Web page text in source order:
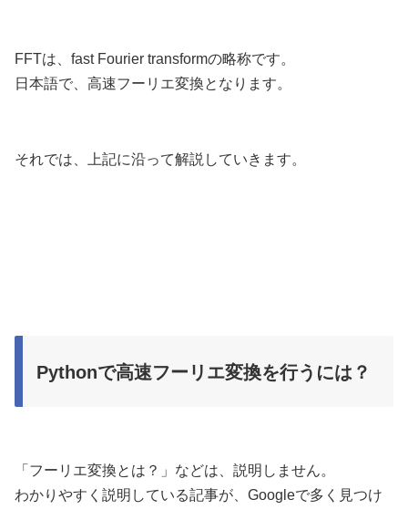
FFTは、fast Fourier transformの略称です。
日本語で、高速フーリエ変換となります。
それでは、上記に沿って解説していきます。
Pythonで高速フーリエ変換を行うには？
「フーリエ変換とは？」などは、説明しません。
わかりやすく説明している記事が、Googleで多く見つけ